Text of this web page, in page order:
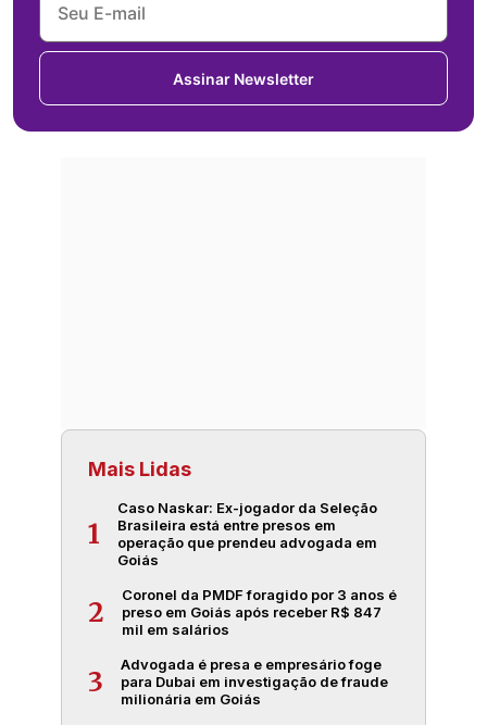
Assinar Newsletter
Mais Lidas
1
Caso Naskar: Ex-jogador da Seleção
Brasileira está entre presos em
operação que prendeu advogada em
Goiás
2
Coronel da PMDF foragido por 3 anos é
preso em Goiás após receber R$ 847
mil em salários
3
Advogada é presa e empresário foge
para Dubai em investigação de fraude
milionária em Goiás